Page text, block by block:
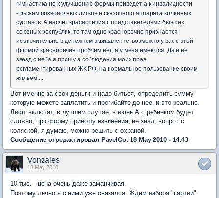
гимнастика не к улучшению формы приведет а к инвалидности
-грыжам позвоночных дисков и связочного аппарата коленных
суставов. А насчет красноречия с представителями бывших
союзных республик, то там одно красноречие признается
исключительно в денежном эквиваленте, возможно у вас с этой
формой красноречия проблем нет, а у меня имеются. Да и не
звезд с неба я прошу а соблюдения моих прав
регламентированных ЖК РФ, на нормальное пользование своим
жильем.....
Вот именно за свои деньги и надо биться, определить сумму
которую можете заплатить и прогибайте до нее, и это реально.
Лифт включат, в лучшем случае, в июне.А с ребенком будет
сложно, про форму приношу извинения, не знал, вопрос с
коляской, я думаю, можно решить с охраной.
Сообщение отредактировал PavelCo: 18 May 2010 - 14:43
Vonzales
18 May 2010
10 тыс. - цена очень даже заманчивая.
Поэтому лично я с ними уже связался. Ждем набора "партии".